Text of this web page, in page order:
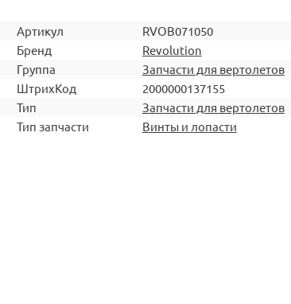
Артикул
RVOB071050
Бренд
Revolution
Группа
Запчасти для вертолетов
ШтрихКод
2000000137155
Тип
Запчасти для вертолетов
Тип запчасти
Винты и лопасти